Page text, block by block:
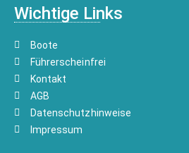
Wichtige Links
Boote
Führerscheinfrei
Kontakt
AGB
Datenschutzhinweise
Impressum